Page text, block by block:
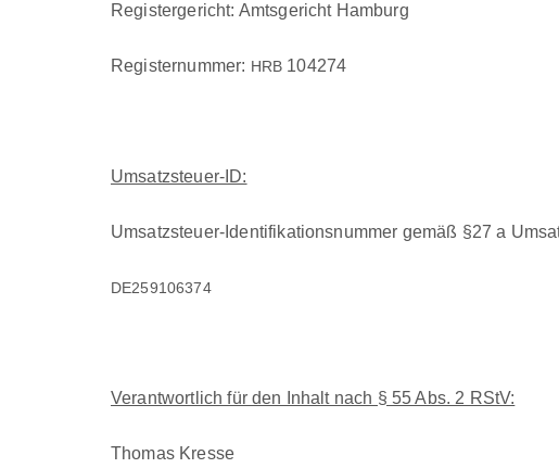
Reg­is­terg­ericht: Amts­gericht Ham­burg
Reg­is­ter­num­mer: HRB 104274
Umsatzs­teuer-ID:
Umsatzs­teuer-Iden­ti­fika­tion­snum­mer gemäß §27 a
DE259106374
Ver­ant­wortlich für den Inhalt nach § 55 Abs. 2 RStV:
Thomas Kresse